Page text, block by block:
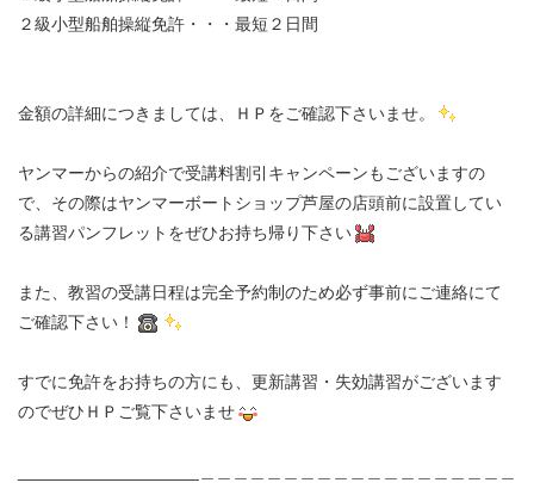
２級小型船舶操縦免許・・・最短２日間
金額の詳細につきましては、ＨＰをご確認下さいませ。
ヤンマーからの紹介で受講料割引キャンペーンもございますの
で、その際はヤンマーボートショップ芦屋の店頭前に設置してい
る講習パンフレットをぜひお持ち帰り下さい
また、教習の受講日程は完全予約制のため必ず事前にご連絡にて
ご確認下さい！
すでに免許をお持ちの方にも、更新講習・失効講習がございます
のでぜひＨＰご覧下さいませ